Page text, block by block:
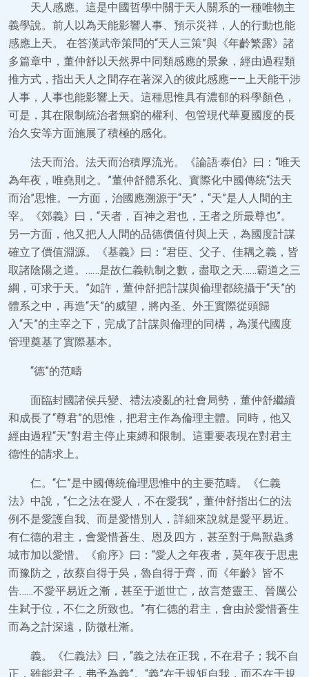
天人感應。這是中國哲學中關于天人關系的一種唯物主
義學說。前人以為天能影響人事、預示災祥，人的行動也能
感應上天。 在答漢武帝策問的“天人三策”與《年齡繁露》諸
多篇章中，董仲舒以天然界中同類感應的景象，經由過程類
推方式，指出天人之間存在著深入的彼此感應——上天能干涉
人事，人事也能影響上天。這種思惟具有濃郁的科學顏色，
可是，其在限制統治者無窮的權利、包管現代華夏國度的長
治久安等方面施展了積極的感化。
法天而治。法天而治積厚流光。《論語·泰伯》曰：“唯天
為年夜，唯堯則之。”董仲舒體系化、實際化中國傳統“法天
而治”思惟。一方面，治國應溯源于“天”，“天”是人人間的主
宰。《郊義》曰，“天者，百神之君也，王者之所最尊也”。
另一方面，他又把人人間的品德價值付與上天，為國度計謀
確立了價值淵源。《基義》曰：“君臣、父子、佳耦之義，皆
取諸陰陽之道。……是故仁義軌制之數，盡取之天……霸道之三
綱，可求于天。”如許，董仲舒把計謀與倫理都統攝于“天”的
體系之中，再造“天”的威望，將內圣、外王實際從頭歸
入“天”的主宰之下，完成了計謀與倫理的同構，為漢代國度
管理奠基了實際基本。
“德”的范疇
面臨封國諸侯兵變、禮法凌亂的社會局勢，董仲舒繼續
和成長了“尊君”的思惟，把君主作為倫理主體。同時，他又
經由過程“天”對君主停止束縛和限制。這重要表現在對君主
德性的請求上。
仁。“仁”是中國傳統倫理思惟中的主要范疇。《仁義
法》中說，“仁之法在愛人，不在愛我”，董仲舒指出仁的法
例不是愛護自我、而是愛惜別人，詳細來說就是愛平易近。
有仁德的君主，會愛惜蒼生、恩及四方，甚至對于鳥獸蟲豸
城市加以愛惜。《俞序》曰：“愛人之年夜者，莫年夜于思患
而豫防之，故蔡自得于吳，魯自得于齊，而《年齡》皆不
告……不愛平易近之漸，甚至于逝世亡，故言楚靈王、晉厲公
生弒于位，不仁之所致也。”有仁德的君主，會由於愛惜蒼生
而為之計深遠，防微杜漸。
義。《仁義法》曰，“義之法在正我，不在君子；我不自
正，雖能君子，弗予為義”。“義”在于規矩自我，而不在于規